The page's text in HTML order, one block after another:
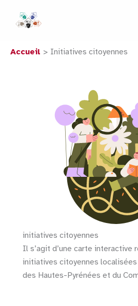
Accueil
Initiatives citoyennes
initiatives citoyennes
Il s’agit d’une carte interactive
initiatives citoyennes
des Hautes-Pyrénées et du